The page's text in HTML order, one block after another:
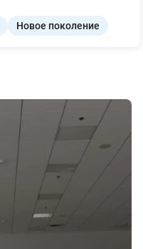
Новое поколение